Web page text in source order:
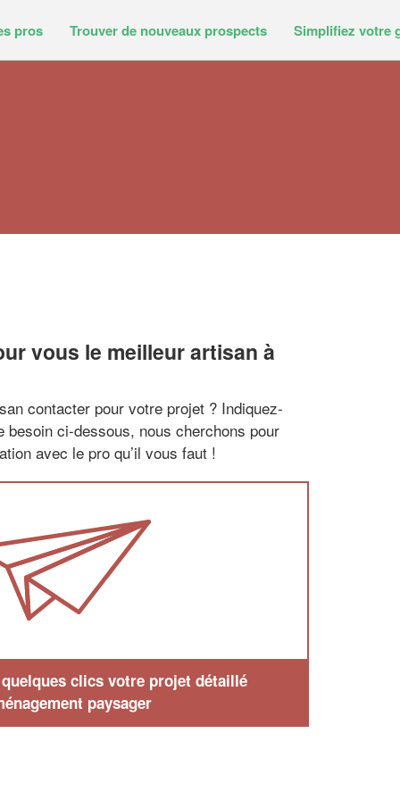
pros Trouver de nouveaux prospects Simplifiez votre
vous le meilleur artisan à
contacter pour votre projet ? Indiquez-
besoin ci-dessous, nous cherchons pour
avec le pro qu’il vous faut !
clics votre projet détaillé
paysager